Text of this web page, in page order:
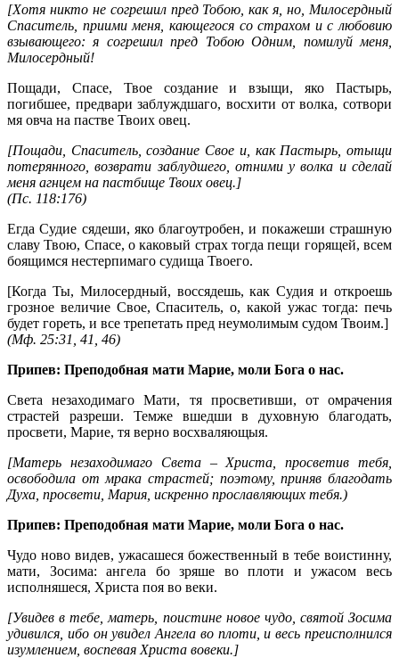
[Хотя никто не согрешил пред Тобою, как я, но, Милосердный
Спаситель, приими меня, кающегося со страхом и с любовию
взывающего: я согрешил пред Тобою Одним, помилуй меня,
Милосердный!
Пощади, Спасе, Твое создание и взыщи, яко Пастырь,
погибшее, предвари заблуждшаго, восхити от волка, сотвори
мя овча на пастве Твоих овец.
[Пощади, Спаситель, создание Свое и, как Пастырь, отыщи
потерянного, возврати заблудшего, отними у волка и сделай
меня агнцем на пастбище Твоих овец.]
(Пс. 118:176)
Егда Судие сядеши, яко благоутробен, и покажеши страшную
славу Твою, Спасе, о каковый страх тогда пещи горящей, всем
боящимся нестерпимаго судища Твоего.
[Когда Ты, Милосердный, воссядешь, как Судия и откроешь
грозное величие Свое, Спаситель, о, какой ужас тогда: печь
будет гореть, и все трепетать пред неумолимым судом Твоим.]
(Мф. 25:31, 41, 46)
Припев: Преподобная мати Марие, моли Бога о нас.
Света незаходимаго Мати, тя просветивши, от омрачения
страстей разреши. Темже вшедши в духовную благодать,
просвети, Марие, тя верно восхваляющыя.
[Матерь незаходимаго Света – Христа, просветив тебя,
освободила от мрака страстей; поэтому, приняв благодать
Духа, просвети, Мария, искренно прославляющих тебя.)
Припев: Преподобная мати Марие, моли Бога о нас.
Чудо ново видев, ужасашеся божественный в тебе воистинну,
мати, Зосима: ангела бо зряше во плоти и ужасом весь
исполняшеся, Христа поя во веки.
[Увидев в тебе, матерь, поистине новое чудо, святой Зосима
удивился, ибо он увидел Ангела во плоти, и весь преисполнился
изумлением, воспевая Христа вовеки.]